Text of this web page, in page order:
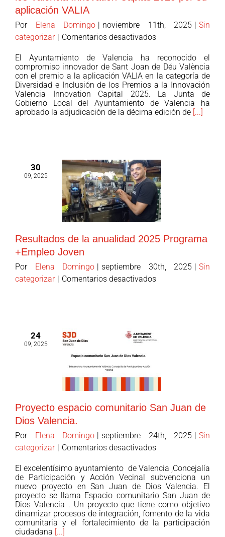
Transición
DANA
aplicación VALIA
Por Elena Domingo | noviembre 11th, 2025 | Sin
categorizar | Comentarios desactivadosen
Joan
de
Déu
València,
premiado
Innovation
Capital
2025
por
su
aplicación
El Ayuntamiento de Valencia ha reconocido el
compromiso innovador de Sant Joan de Déu València
con el premio a la aplicación VALIA en la categoría de
Diversidad e Inclusión de los Premios a la Innovación
Valencia Innovation Capital 2025. La Junta de
Gobierno Local del Ayuntamiento de Valencia ha
aprobado la adjudicación de la décima edición de [...]
30
09, 2025
Resultados de la anualidad 2025 Programa
+Empleo Joven
Por Elena Domingo septiembre 30th, 2025
Sin
categorizar
Comentarios desactivadosen
2025
Joven
24
09, 2025
Proyecto espacio comunitario San Juan de
Dios Valencia.
Por Elena Domingo | septiembre 24th, 2025 | Sin
categorizar | Comentarios desactivadosen
espacio
comunitario
San
Juan
de
El excelentísimo ayuntamiento de Valencia ,Concejalía
de Participación y Acción Vecinal subvenciona un
nuevo proyecto en San Juan de Dios Valencia. El
proyecto se llama Espacio comunitario San Juan de
Dios Valencia . Un proyecto que tiene como objetivo
dinamizar procesos de integración, fomento de la vida
comunitaria y el fortalecimiento de la participación
ciudadana [...]